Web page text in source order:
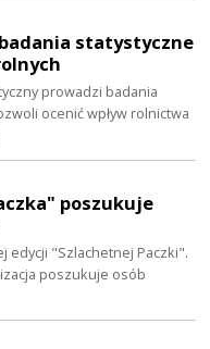
statystyczne
prowadzi badania
ocenić wpływ rolnictwa
poszukuje
edycji "Szlachetnej Paczki".
poszukuje osób